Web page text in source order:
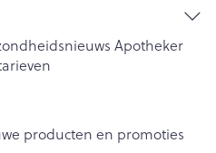
Apotheker
producten en promoties